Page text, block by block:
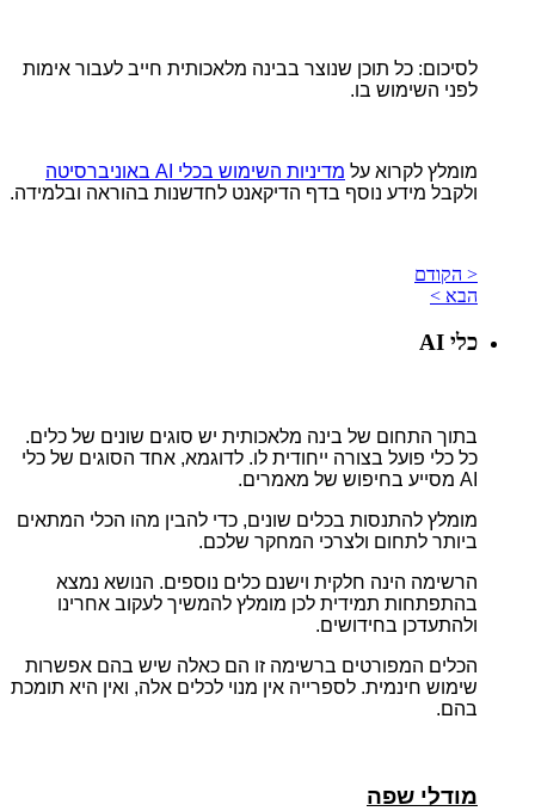
לסיכום: כל תוכן שנוצר בבינה מלאכותית חייב לעבור אימות
לפני השימוש בו.
מומלץ לקרוא על מדיניות השימוש בכלי AI באוניברסיטה
ולקבל מידע נוסף בדף הדיקאנט לחדשנות בהוראה ובלמידה.
< הקודם
הבא >
כלי AI
בתוך התחום של בינה מלאכותית יש סוגים שונים של כלים.
כל כלי פועל בצורה ייחודית לו. לדוגמא, אחד הסוגים של כלי
AI מסייע בחיפוש של מאמרים.
מומלץ להתנסות בכלים שונים, כדי להבין מהו הכלי המתאים
ביותר לתחום ולצרכי המחקר שלכם.
הרשימה הינה חלקית וישנם כלים נוספים. הנושא נמצא
בהתפתחות תמידית לכן מומלץ להמשיך לעקוב אחרינו
ולהתעדכן בחידושים.
הכלים המפורטים ברשימה זו הם כאלה שיש בהם אפשרות
שימוש חינמית. לספרייה אין מנוי לכלים אלה, ואין היא תומכת
בהם.
מודלי שפה